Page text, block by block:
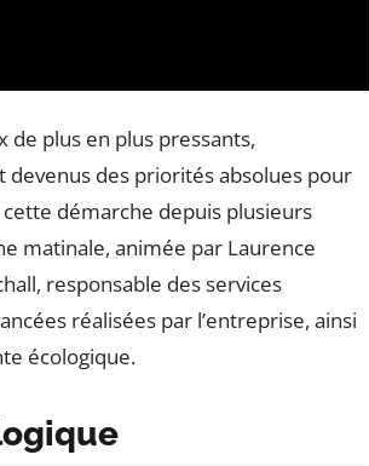
plus en plus pressants,
devenus des priorités absolues pour
cette démarche depuis plusieurs
matinale, animée par Laurence
responsable des services
réalisées par l’entreprise, ainsi
écologique.